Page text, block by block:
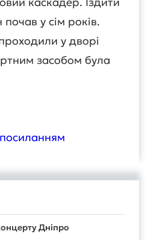
у сім років.
у дворі
засобом була
посиланням
Дніпро